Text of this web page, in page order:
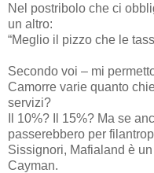
Nel postribolo che ci
un altro:
“Meglio il pizzo che le
Secondo voi – mi
Camorre varie quanto
servizi?
Il 10%? Il 15%? Ma se
passerebbero per
Sissignori, Mafialand è
Cayman.